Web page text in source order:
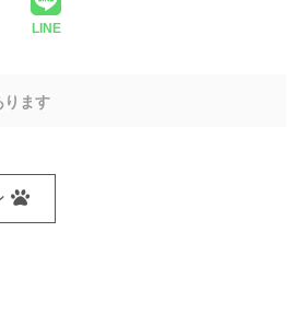
LINE
ります